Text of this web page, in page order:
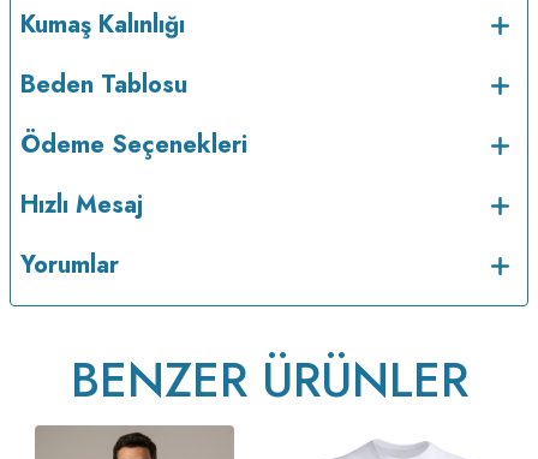
v233.25
Kumaş Kalınlığı
Beden Tablosu
Ödeme Seçenekleri
Hızlı Mesaj
Yorumlar
BENZER ÜRÜNLER